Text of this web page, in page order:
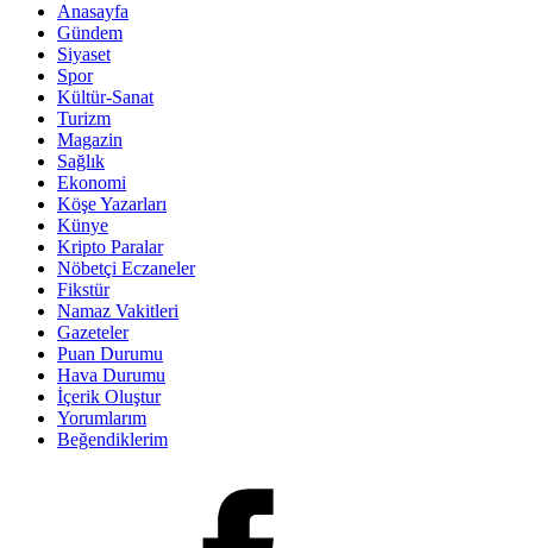
Anasayfa
Gündem
Siyaset
Spor
Kültür-Sanat
Turizm
Magazin
Sağlık
Ekonomi
Köşe Yazarları
Künye
Kripto Paralar
Nöbetçi Eczaneler
Fikstür
Namaz Vakitleri
Gazeteler
Puan Durumu
Hava Durumu
İçerik Oluştur
Yorumlarım
Beğendiklerim